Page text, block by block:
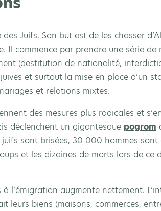
Juifs. Son but est de les chasser
Il commence par prendre une série de
(destitution de nationalité,
et surtout la mise en place d’un
et relations mixtes.
des mesures plus radicales et
déclenchent un gigantesque pogrom
sont brisées, 30 000 hommes
et les dizaines de morts lors de ce
l’émigration augmente nettement.
leurs biens (maisons, commerces,